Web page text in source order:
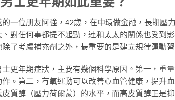
一位朋友阿強，42歲，在中環做金融，長期壓
對任何事都提不起勁，連和太太的關係也受到
了考慮補充劑之外，最重要的是建立規律運動習
更年期症狀，主要有幾個科學原因。第一，重
。第二，有氧運動可以改善心血管健康，提升
質醇（壓力荷爾蒙）的水平，而高皮質醇正是